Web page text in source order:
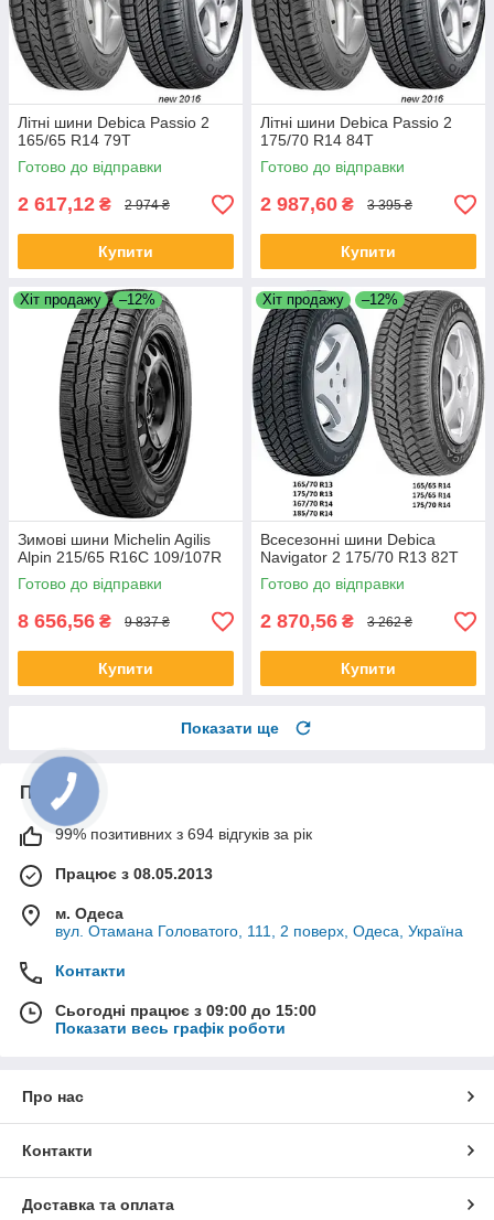
Літні шини Debica Passio 2
165/65 R14 79T
Готово до відправки
2 617,12 ₴ 2 974 ₴
Купити
Літні шини Debica Passio 2
175/70 R14 84T
Готово до відправки
2 987,60 ₴ 3 395 ₴
Купити
Хіт продажу –12%
Зимові шини Michelin Agilis
Alpin 215/65 R16C 109/107R
Готово до відправки
8 656,56 ₴ 9 837 ₴
Купити
Хіт продажу –12%
Всесезонні шини Debica
Navigator 2 175/70 R13 82T
Готово до відправки
2 870,56 ₴ 3 262 ₴
Купити
Показати ще
Про нас
99% позитивних з 694 відгуків за рік
Працює з 08.05.2013
м. Одеса
вул. Отамана Головатого, 111, 2 поверх, Одеса, Україна
Контакти
Сьогодні працює з 09:00 до 15:00
Показати весь графік роботи
Про нас
Контакти
Доставка та оплата